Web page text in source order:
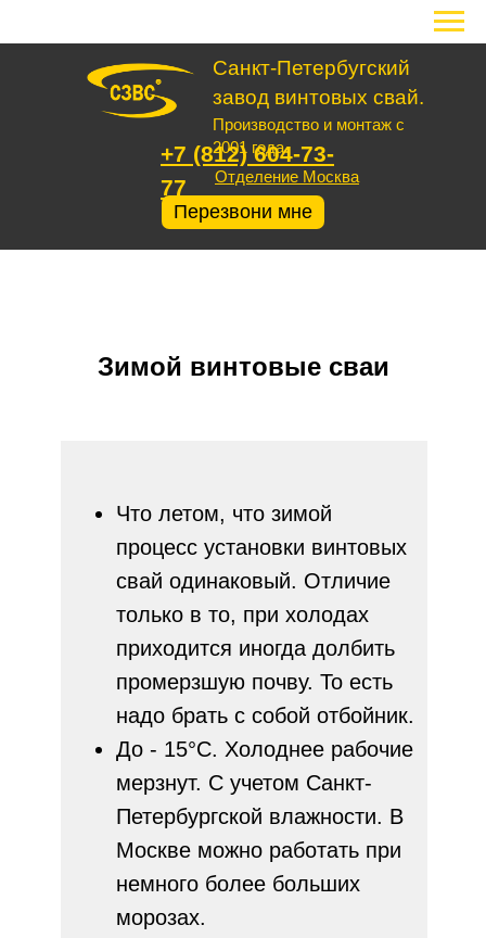
Санкт-Петербугский
завод винтовых свай.
+7 (812) 604-73-
77
Перезвони мне
Производство и монтаж с
2001 года.
Отделение Москва
Зимой винтовые сваи
Что летом, что зимой
процесс установки винтовых
свай одинаковый. Отличие
только в то, при холодах
приходится иногда долбить
промерзшую почву. То есть
надо брать с собой отбойник.
До - 15°C. Холоднее рабочие
мерзнут. С учетом Санкт-
Петербургской влажности. В
Москве можно работать при
немного более больших
морозах.